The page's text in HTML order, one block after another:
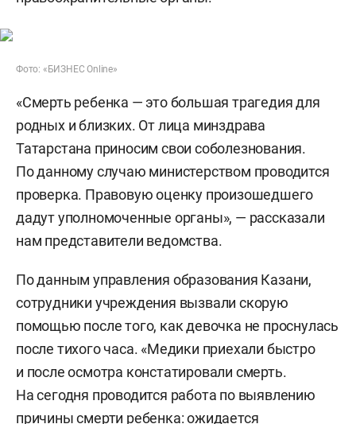
Фото: «БИЗНЕС Online»
«Смерть ребенка — это большая трагедия для
родных и близких. От лица минздрава
Татарстана приносим свои соболезнования.
По данному случаю министерством проводится
проверка. Правовую оценку произошедшего
дадут уполномоченные органы», — рассказали
нам представители ведомства.
По данным управления образования Казани,
сотрудники учреждения вызвали скорую
помощью после того, как девочка не проснулась
после тихого часа. «Медики приехали быстро
и после осмотра констатировали смерть.
На сегодня проводится работа по выявлению
причины смерти ребенка: ожидается